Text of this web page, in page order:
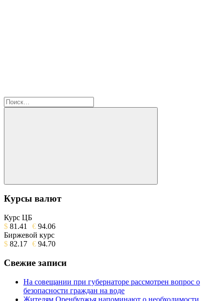
Найти:
Поиск
Курсы валют
Курс ЦБ
$ 81.41 € 94.06
Биржевой курс
$ 82.17 € 94.70
Свежие записи
На совещании при губернаторе рассмотрен вопрос о
безопасности граждан на воде
Жителям Оренбуржья напоминают о необходимости